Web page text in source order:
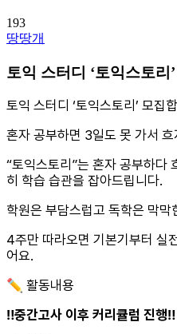
193
땅땅개
토익 스터디 ‘토익스토리
토익 스터디 ‘토익스토리’ 모집
혼자 공부하면 3일도 못 가서
“토익스토리”는 혼자 공부하다
히 학습 습관을 잡아드립니다.
학원은 부담스럽고 독학은 막
4주만 따라오면 기본기부터 실
어요.
✏️ 활동내용
‼️중간고사 이후 커리큘럼 진행‼️